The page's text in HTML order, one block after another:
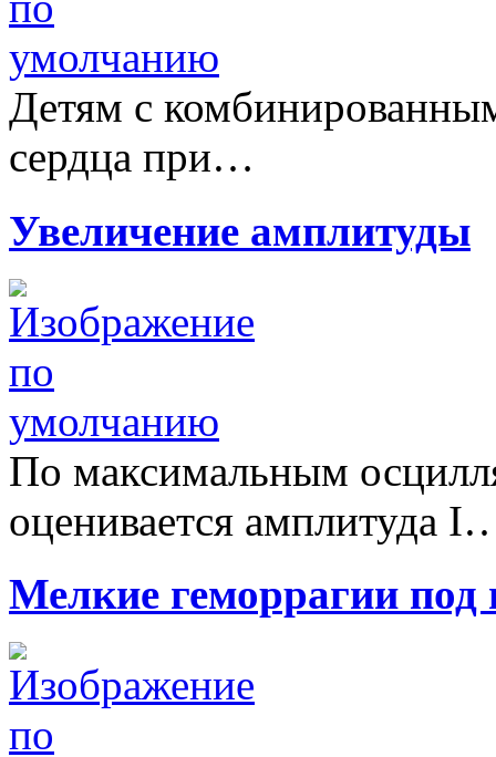
Детям с
сердца при…
Увеличение амплитуды
По максимальным
оценивается амплитуда
Мелкие геморрагии под